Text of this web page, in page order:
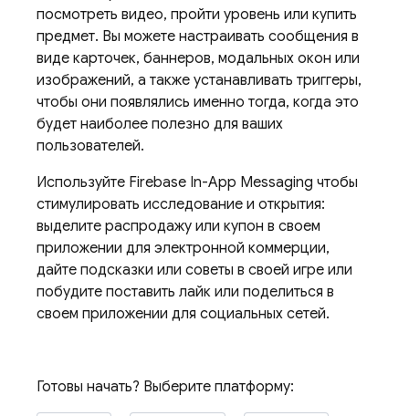
посмотреть видео, пройти уровень или купить
предмет. Вы можете настраивать сообщения в
виде карточек, баннеров, модальных окон или
изображений, а также устанавливать триггеры,
чтобы они появлялись именно тогда, когда это
будет наиболее полезно для ваших
пользователей.
Используйте Firebase In-App Messaging чтобы
стимулировать исследование и открытия:
выделите распродажу или купон в своем
приложении для электронной коммерции,
дайте подсказки или советы в своей игре или
побудите поставить лайк или поделиться в
своем приложении для социальных сетей.
Готовы начать? Выберите платформу: